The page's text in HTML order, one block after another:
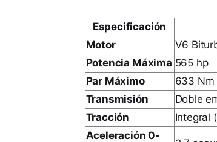
Especificación
Motor
V6
Potencia Máxima 565 hp
Par Máximo
633 Nm
Transmisión
Doble
Tracción
Integral
Aceleración 0-